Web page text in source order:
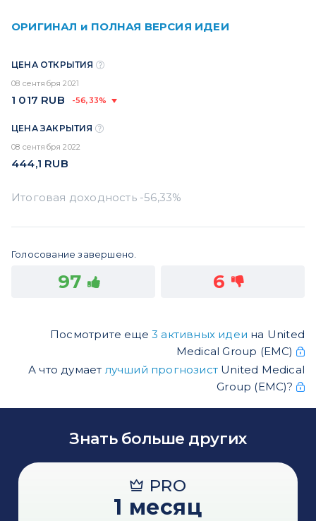
ОРИГИНАЛ и ПОЛНАЯ ВЕРСИЯ ИДЕИ
ЦЕНА ОТКРЫТИЯ
08 сентября 2021
1 017 RUB -56,33%
ЦЕНА ЗАКРЫТИЯ
08 сентября 2022
444,1 RUB
Голосование завершено.
97 6
Посмотрите еще 3 активных идеи на United
Medical Group (ЕМС)
А что думает лучший прогнозист United Medical
Group (ЕМС)?
Знать больше других
PRO
1 месяц